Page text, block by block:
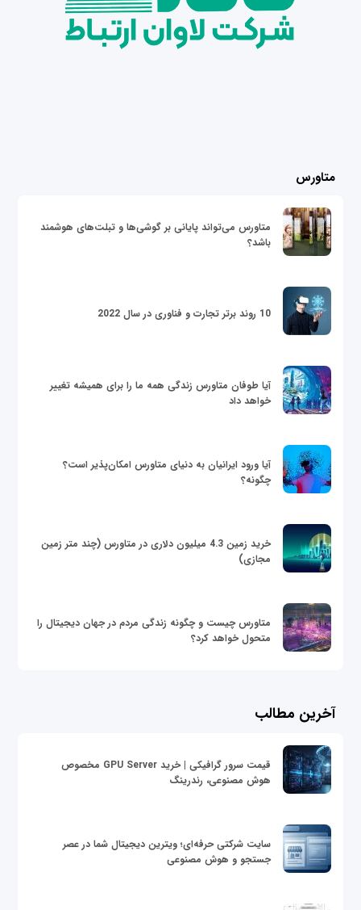
متاورس
متاورس می‌تواند پایانی بر گوشی‌ها و تبلت‌های هوشمند
باشد؟
10 روند برتر تجارت و فناوری در سال 2022
آیا طوفان متاورس زندگی همه ما را برای همیشه تغییر
خواهد داد
آیا ورود ایرانیان به دنیای متاورس امکان‌پذیر است؟
چگونه؟
خرید زمین 4.3 میلیون دلاری در متاورس (چند متر زمین
مجازی)
متاورس چیست و چگونه زندگی مردم در جهان دیجیتال را
متحول خواهد کرد؟
آخرین مطالب
قیمت سرور گرافیکی | خرید GPU Server مخصوص
هوش مصنوعی، رندرینگ
سایت شرکتی حرفه‌ای؛ ویترین دیجیتال شما در عصر
جستجو و هوش مصنوعی